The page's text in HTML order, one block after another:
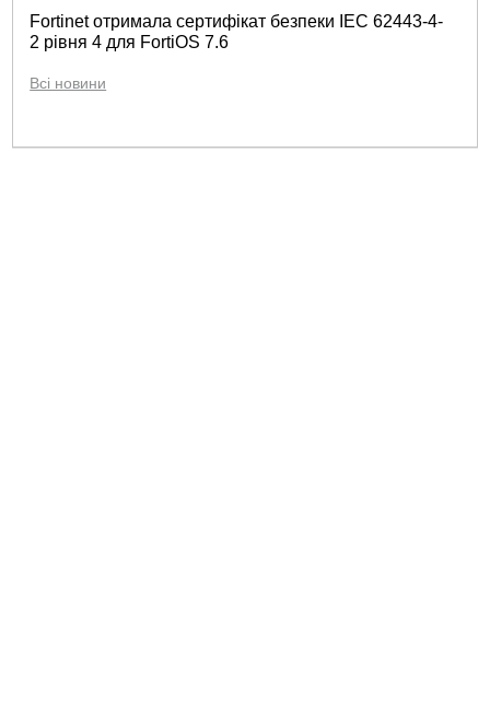
Fortinet отримала сертифікат безпеки IEC 62443-4-
2 рівня 4 для FortiOS 7.6
Всі новини